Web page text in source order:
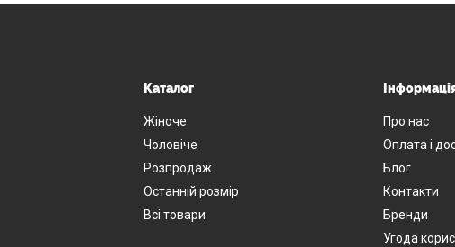
Каталог
Жіноче
Чоловіче
Розпродаж
Останній розмір
Всі товари
Про нас
Оплата і
Блог
Контакти
Бренди
Угода